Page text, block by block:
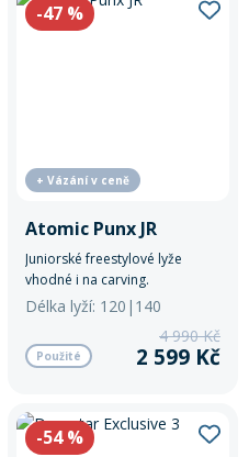
-47 %
+ Vázání v ceně
Atomic Punx JR
Juniorské freestylové lyže
vhodné i na carving.
Délka lyží: 120|140
Použité
4 990 Kč
2 599 Kč
-54%